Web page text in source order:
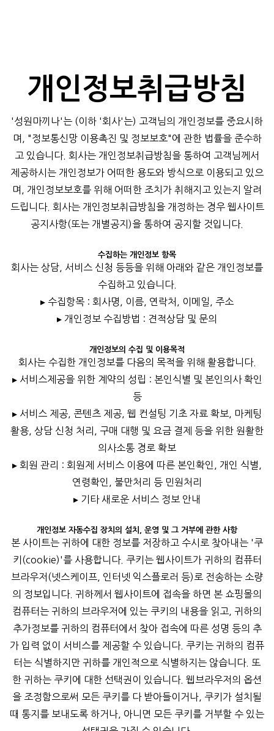
개인정보취급방침
'성원마끼나'는 (이하 '회사'는) 고객님의 개인정보를 중요시하
며, "정보통신망 이용촉진 및 정보보호"에 관한 법률을 준수하
고 있습니다. 회사는 개인정보취급방침을 통하여 고객님께서
제공하시는 개인정보가 어떠한 용도와 방식으로 이용되고 있으
며, 개인정보보호를 위해 어떠한 조치가 취해지고 있는지 알려
드립니다. 회사는 개인정보취급방침을 개정하는 경우 웹사이트
공지사항(또는 개별공지)을 통하여 공지할 것입니다.
수집하는 개인정보 항목
회사는 상담, 서비스 신청 등등을 위해 아래와 같은 개인정보를
수집하고 있습니다.
▸ 수집항목 : 회사명, 이름, 연락처, 이메일, 주소
▸ 개인정보 수집방법 : 견적상담 및 문의
개인정보의 수집 및 이용목적
회사는 수집한 개인정보를 다음의 목적을 위해 활용합니다.
▸ 서비스제공을 위한 계약의 성립 : 본인식별 및 본인의사 확인
등
▸ 서비스 제공, 콘텐츠 제공, 웹 컨설팅 기초 자료 확보, 마케팅
활용, 상담 신청 처리, 구매 대행 및 요금 결제 등을 위한 원활한
의사소통 경로 확보
▸ 회원 관리 : 회원제 서비스 이용에 따른 본인확인, 개인 식별,
연령확인, 불만처리 등 민원처리
▸ 기타 새로운 서비스 정보 안내
개인정보 자동수집 장치의 설치, 운영 및 그 거부에 관한 사항
본 사이트는 귀하에 대한 정보를 저장하고 수시로 찾아내는 '쿠
키(cookie)'를 사용합니다. 쿠키는 웹사이트가 귀하의 컴퓨터
브라우저(넷스케이프, 인터넷 익스플로러 등)로 전송하는 소량
의 정보입니다. 귀하께서 웹사이트에 접속을 하면 본 쇼핑몰의
컴퓨터는 귀하의 브라우저에 있는 쿠키의 내용을 읽고, 귀하의
추가정보를 귀하의 컴퓨터에서 찾아 접속에 따른 성명 등의 추
가 입력 없이 서비스를 제공할 수 있습니다. 쿠키는 귀하의 컴퓨
터는 식별하지만 귀하를 개인적으로 식별하지는 않습니다. 또
한 귀하는 쿠키에 대한 선택권이 있습니다. 웹브라우저의 옵션
을 조정함으로써 모든 쿠키를 다 받아들이거나, 쿠키가 설치될
때 통지를 보내도록 하거나, 아니면 모든 쿠키를 거부할 수 있는